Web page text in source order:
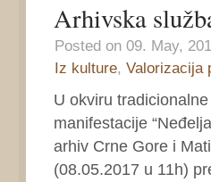
Arhivska
Posted on 09. May,
Iz kulture, Valorizacija
U okviru
manifestacije
arhiv Crne Gore i
(08.05.2017 u 11h)